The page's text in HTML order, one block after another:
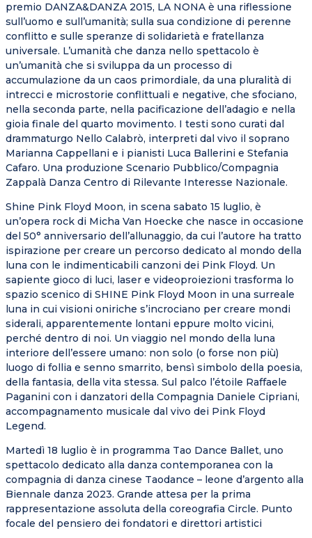
premio DANZA&DANZA 2015, LA NONA è una riflessione
sull’uomo e sull’umanità; sulla sua condizione di perenne
conflitto e sulle speranze di solidarietà e fratellanza
universale. L’umanità che danza nello spettacolo è
un’umanità che si sviluppa da un processo di
accumulazione da un caos primordiale, da una pluralità di
intrecci e microstorie conflittuali e negative, che sfociano,
nella seconda parte, nella pacificazione dell’adagio e nella
gioia finale del quarto movimento. I testi sono curati dal
drammaturgo Nello Calabrò, interpreti dal vivo il soprano
Marianna Cappellani e i pianisti Luca Ballerini e Stefania
Cafaro. Una produzione Scenario Pubblico/Compagnia
Zappalà Danza Centro di Rilevante Interesse Nazionale.
Shine Pink Floyd Moon, in scena sabato 15 luglio, è
un’opera rock di Micha Van Hoecke che nasce in occasione
del 50° anniversario dell’allunaggio, da cui l’autore ha tratto
ispirazione per creare un percorso dedicato al mondo della
luna con le indimenticabili canzoni dei Pink Floyd. Un
sapiente gioco di luci, laser e videoproiezioni trasforma lo
spazio scenico di SHINE Pink Floyd Moon in una surreale
luna in cui visioni oniriche s’incrociano per creare mondi
siderali, apparentemente lontani eppure molto vicini,
perché dentro di noi. Un viaggio nel mondo della luna
interiore dell’essere umano: non solo (o forse non più)
luogo di follia e senno smarrito, bensì simbolo della poesia,
della fantasia, della vita stessa. Sul palco l’étoile Raffaele
Paganini con i danzatori della Compagnia Daniele Cipriani,
accompagnamento musicale dal vivo dei Pink Floyd
Legend.
Martedì 18 luglio è in programma Tao Dance Ballet, uno
spettacolo dedicato alla danza contemporanea con la
compagnia di danza cinese Taodance – leone d’argento alla
Biennale danza 2023. Grande attesa per la prima
rappresentazione assoluta della coreografia Circle. Punto
focale del pensiero dei fondatori e direttori artistici